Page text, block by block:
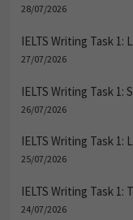
28/07/2026
IELTS Writing Task
27/07/2026
IELTS Writing Task 1:
26/07/2026
IELTS Writing Task 1:
25/07/2026
IELTS Writing Task 1:
24/07/2026